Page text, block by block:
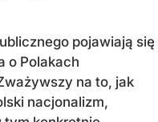
pojawiają się
o Polakach
na to, jak
nacjonalizm,